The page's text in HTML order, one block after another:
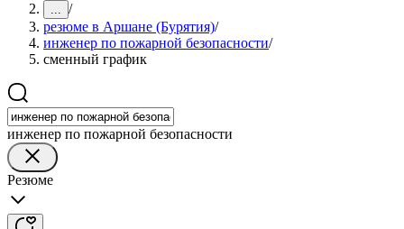
... /
резюме в Аршане (Бурятия)/
инженер по пожарной безопасности/
сменный график
инженер по пожарной безопасности
Резюме